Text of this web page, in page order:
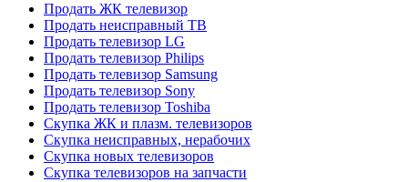
Продать ЖК телевизор
Продать неисправный ТВ
Продать телевизор LG
Продать телевизор Philips
Продать телевизор Samsung
Продать телевизор Sony
Продать телевизор Toshiba
Скупка ЖК и плазм. телевизоров
Скупка неисправных, нерабочих
Скупка новых телевизоров
Скупка телевизоров на запчасти